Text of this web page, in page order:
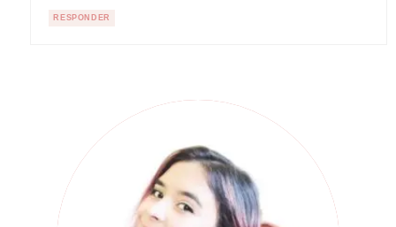
RESPONDER